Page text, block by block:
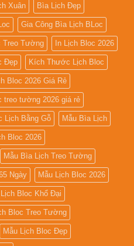
Xuân Bìa Lịch Đẹp
Gia Công Bìa Lịch BLoc
Treo Tường In Lịch Bloc 2026
Đẹp Kích Thước Lịch Bloc
Bloc 2026 Giá Rẻ
treo tường 2026 giá rẻ
Lịch Bằng Gỗ Mẫu Bìa Lịch
Bloc 2026
Mẫu Bìa Lịch Treo Tường
Ngày Mẫu Lịch Bloc 2026
Bloc Khổ Đại
Bloc Treo Tường
Mẫu Lịch Bloc Đẹp